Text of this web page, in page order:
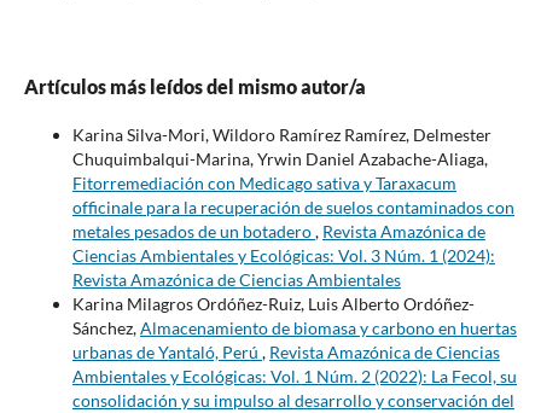
Artículos más leídos del mismo autor/a
Karina Silva-Mori, Wildoro Ramírez Ramírez, Delmester
Chuquimbalqui-Marina, Yrwin Daniel Azabache-Aliaga,
Fitorremediación con Medicago sativa y Taraxacum
officinale para la recuperación de suelos contaminados con
metales pesados de un botadero, Revista Amazónica de
Ciencias Ambientales y Ecológicas: Vol. 3 Núm. 1 (2024):
Revista Amazónica de Ciencias Ambientales
Karina Milagros Ordóñez-Ruiz, Luis Alberto Ordóñez-
Sánchez,Almacenamiento de biomasa y carbono en huertas
urbanas de Yantaló, Perú , Revista Amazónica de Ciencias
Ambientales y Ecológicas: Vol. 1 Núm. 2 (2022): La Fecol, su
consolidación y su impulso al desarrollo y conservación del